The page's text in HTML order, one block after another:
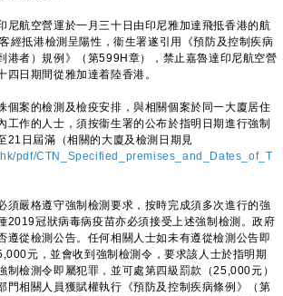
航空營運於一月三十日由印尼雅加達飛抵香港的航
經抵港檢測呈陽性，衞生署遂引用《預防及控制疾病
港者）規例》（第599H章），禁止嘉魯達印尼航空營
四日期間從雅加達着陸香港。
案的檢測及檢疫安排，與相關個案於同一大廈居住
工作的人士，須按衞生署的公布於指明日期進行強制
21日屆滿（相關的大廈及檢測日期見
pdf/CTN_Specified_premises_and_Dates_of_T
嚴格遵守強制檢測要求，按時完成須多次進行的強
2019冠狀病毒病疫苗亦必須接受上述強制檢測。政府
遵從檢測公告。任何相關人士如未有遵從檢測公告即
元，並會收到強制檢測令，要求該人士於指明期
制檢測令即屬犯罪，並可處第四級罰款（25,000元）
門相關人員獲賦權執行《預防及控制疾病條例》（第